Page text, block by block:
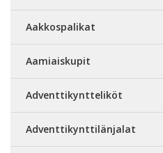
Aakkospalikat
Aamiaiskupit
Adventtikyntteliköt
Adventtikynttilänjalat